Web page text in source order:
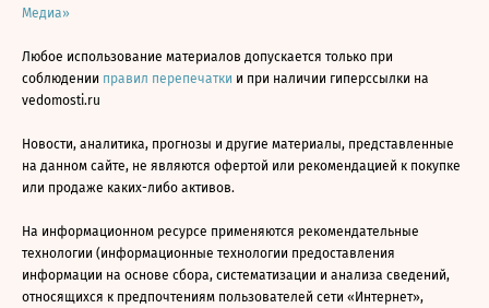
Медиа»
Любое использование материалов допускается только при
соблюдении правил перепечатки и при наличии гиперссылки на
vedomosti.ru
Новости, аналитика, прогнозы и другие материалы, представленные
на данном сайте, не являются офертой или рекомендацией к покупке
или продаже каких-либо активов.
На информационном ресурсе применяются рекомендательные
технологии (информационные технологии предоставления
информации на основе сбора, систематизации и анализа сведений,
относящихся к предпочтениям пользователей сети «Интернет»,